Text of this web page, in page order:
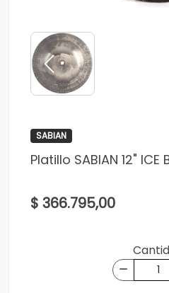
SABIAN
Platillo SABIAN 12" ICE
$ 366.795,00